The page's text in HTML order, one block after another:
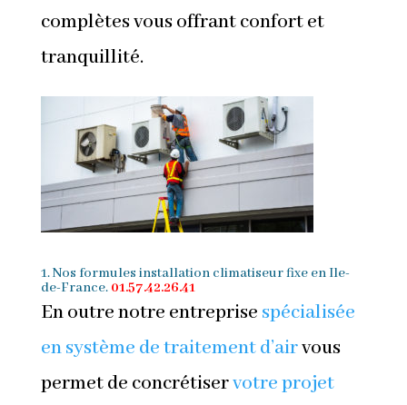
complètes vous offrant confort et
tranquillité.
1. Nos formules installation climatiseur fixe en Ile-
de-France. 01.57.42.26.41
En outre notre entreprise spécialisée
en système de traitement d’airvous
permet de concrétiservotre projet